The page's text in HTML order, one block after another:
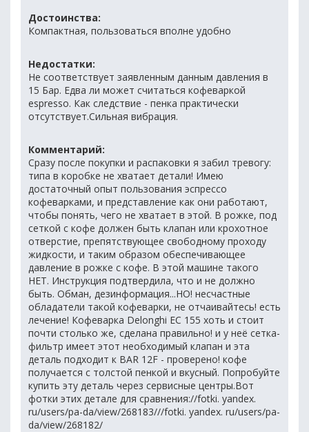
Достоинства:
Компактная, пользоваться вполне удобно
Недостатки:
Не соответствует заявленным данным давления в
15 Бар. Едва ли может считаться кофеваркой
espresso. Как следствие - пенка практически
отсутствует.Сильная вибрация.
Комментарий:
Сразу после покупки и распаковки я забил тревогу:
типа в коробке не хватает детали! Имею
достаточный опыт пользования эспрессо
кофеварками, и представление как они работают,
чтобы понять, чего не хватает в этой. В рожке, под
сеткой с кофе должен быть клапан или крохотное
отверстие, препятствующее свободному проходу
жидкости, и таким образом обеспечивающее
давление в рожке с кофе. В этой машине такого
НЕТ. Инструкция подтвердила, что и не должно
быть. Обман, дезинформация...НО! несчастные
обладатели такой кофеварки, не отчаивайтесь! есть
лечение! Кофеварка Delonghi EC 155 хоть и стоит
почти столько же, сделана правильно! и у неё сетка-
фильтр имеет этот необходимый клапан и эта
деталь подходит к BAR 12F - проверено! кофе
получается с толстой пенкой и вкусный. Попробуйте
купить эту деталь через сервисные центры.Вот
фотки этих детале для сравнения://fotki. yandex.
ru/users/pa-da/view/268183///fotki. yandex. ru/users/pa-
da/view/268182/